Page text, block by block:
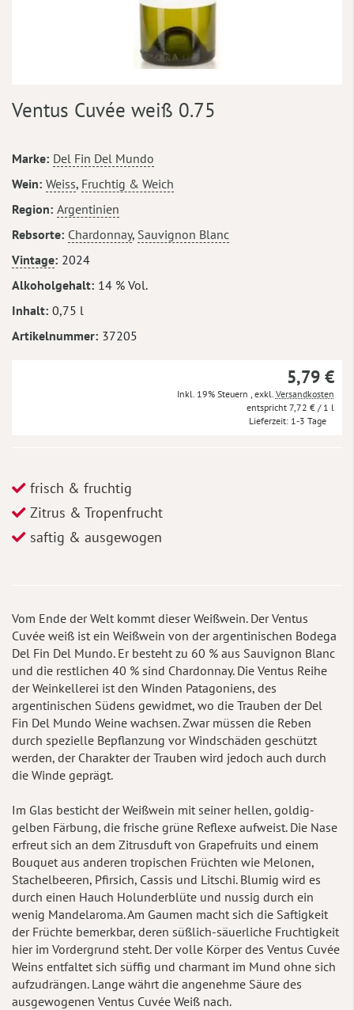
Anfang
springen
Ventus Cuvée weiß 0.75
Mehr
Informationen
Marke Del Fin Del Mundo
Wein Weiss, Fruchtig & Weich
Region Argentinien
Rebsorte Chardonnay, Sauvignon Blanc
Vintage 2024
Alkoholgehalt 14 % Vol.
Inhalt 0,75 l
Artikelnummer 37205
5,79 €
Inkl. 19% Steuern exkl. Versandkosten
7,72 € / 1 l
Lieferzeit 1-3 Tage
frisch & fruchtig
Zitrus & Tropenfrucht
saftig & ausgewogen
Vom Ende der Welt kommt dieser Weißwein. Der Ventus
Cuvée weiß ist ein Weißwein von der argentinischen Bodega
Del Fin Del Mundo. Er besteht zu 60 % aus Sauvignon Blanc
und die restlichen 40 % sind Chardonnay. Die Ventus Reihe
der Weinkellerei ist den Winden Patagoniens, des
argentinischen Südens gewidmet, wo die Trauben der Del
Fin Del Mundo Weine wachsen. Zwar müssen die Reben
durch spezielle Bepflanzung vor Windschäden geschützt
werden, der Charakter der Trauben wird jedoch auch durch
die Winde geprägt.
Im Glas besticht der Weißwein mit seiner hellen, goldig-
gelben Färbung, die frische grüne Reflexe aufweist. Die Nase
erfreut sich an dem Zitrusduft von Grapefruits und einem
Bouquet aus anderen tropischen Früchten wie Melonen,
Stachelbeeren, Pfirsich, Cassis und Litschi. Blumig wird es
durch einen Hauch Holunderblüte und nussig durch ein
wenig Mandelaroma. Am Gaumen macht sich die Saftigkeit
der Früchte bemerkbar, deren süßlich-säuerliche Fruchtigkeit
hier im Vordergrund steht. Der volle Körper des Ventus Cuvée
Weins entfaltet sich süffig und charmant im Mund ohne sich
aufzudrängen. Lange währt die angenehme Säure des
ausgewogenen Ventus Cuvée Weiß nach.